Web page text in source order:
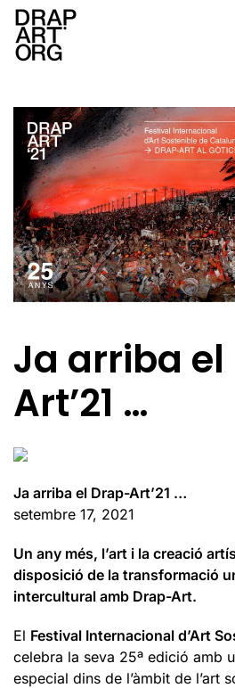
Skip to main content
Ja arriba
Art’21 …
Ja arriba el Drap-Art’21 …
setembre 17, 2021
Un any més, l’art i la creació
disposició de la transformació
intercultural amb Drap-Art.
El Festival Internacional d’Art
celebra la seva 25ª edició amb
especial dins de l’àmbit de l’art